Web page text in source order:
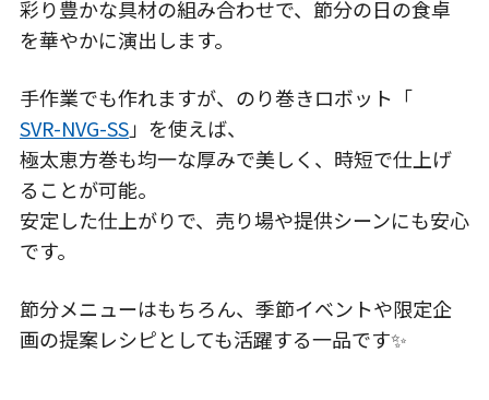
彩り豊かな具材の組み合わせで、節分の日の食卓
を華やかに演出します。
手作業でも作れますが、のり巻きロボット「
SVR-NVG-SS」を使えば、
極太恵方巻も均一な厚みで美しく、時短で仕上げ
ることが可能。
安定した仕上がりで、売り場や提供シーンにも安心
です。
節分メニューはもちろん、季節イベントや限定企
画の提案レシピとしても活躍する一品です✨